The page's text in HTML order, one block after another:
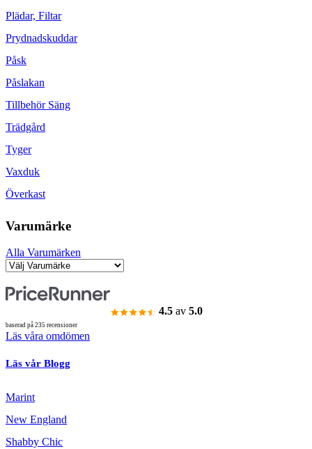
Plädar, Filtar
Prydnadskuddar
Påsk
Påslakan
Tillbehör Säng
Trädgård
Tyger
Vaxduk
Överkast
Varumärke
Alla Varumärken
4.5 av 5.0
baserad på 235 recensioner
Läs våra omdömen
Läs vår Blogg
Marint
New England
Shabby Chic